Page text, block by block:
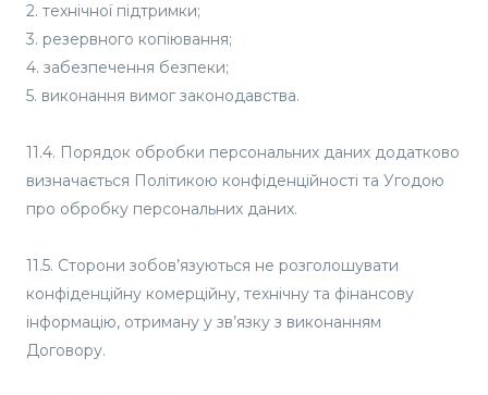
2. технічної підтримки;
3. резервного копіювання;
4. забезпечення безпеки;
5. виконання вимог законодавства.
11.4. Порядок обробки персональних даних додатково
визначається Політикою конфіденційності та Угодою
про обробку персональних даних.
11.5. Сторони зобов’язуються не розголошувати
конфіденційну комерційну, технічну та фінансову
інформацію, отриману у зв’язку з виконанням
Договору.